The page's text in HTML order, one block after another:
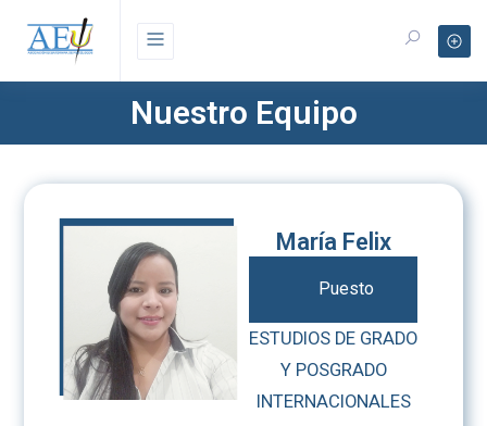
Nuestro Equipo
María Felix
Puesto
ESTUDIOS DE GRADO
Y POSGRADO
INTERNACIONALES